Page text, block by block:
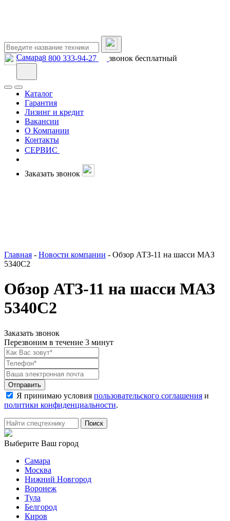
Самара8 800 333-94-27 звонок бесплатный
Каталог
Гарантия
Лизинг и кредит
Вакансии
О Компании
Контакты
СЕРВИС
Заказать звонок
Главная - Новости компании - Обзор АТЗ-11 на шасси МАЗ
5340С2
Обзор АТЗ-11 на шасси МАЗ
5340С2
Заказать звонок
Перезвоним в течение 3 минут
Я принимаю условия пользовательского соглашения и
политики конфиденциальности.
Выберите Ваш город
Самара
Москва
Нижний Новгород
Воронеж
Тула
Белгород
Киров